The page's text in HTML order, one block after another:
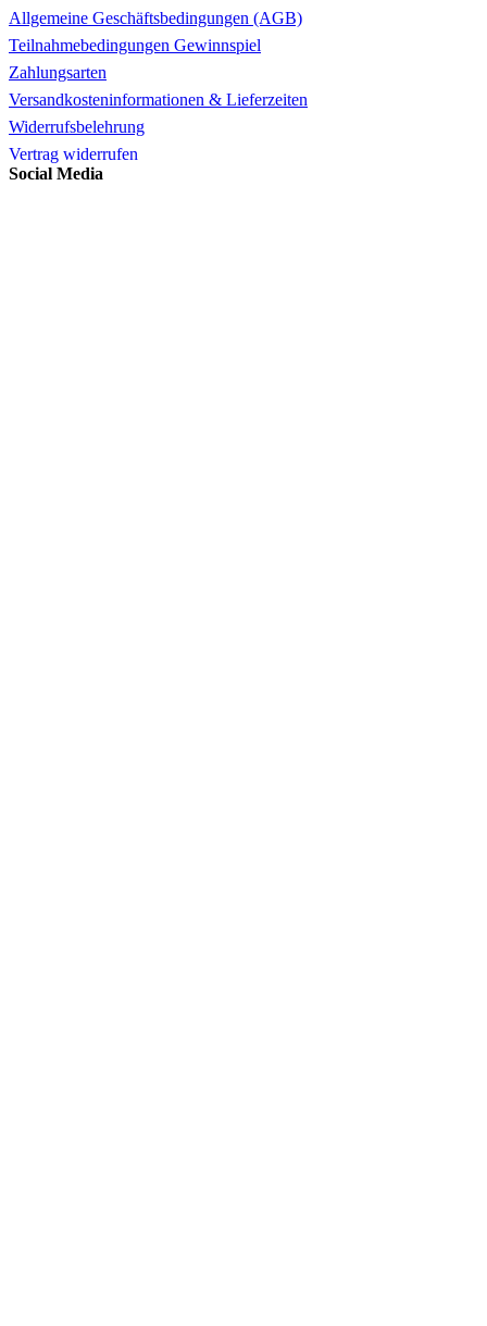
Allgemeine Geschäftsbedingungen (AGB)
Teilnahmebedingungen Gewinnspiel
Zahlungsarten
Versandkosteninformationen & Lieferzeiten
Widerrufsbelehrung
Vertrag widerrufen
Social Media